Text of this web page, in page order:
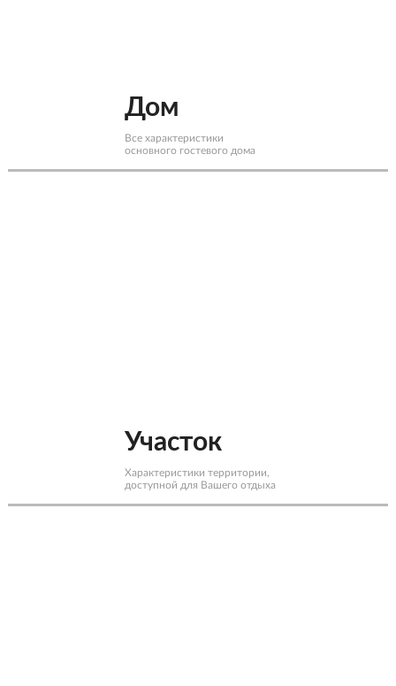
Дом
Все характеристики
основного гостевого дома
Участок
Характеристики территории,
доступной для Вашего отдыха